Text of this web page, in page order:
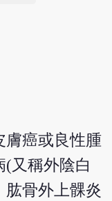
膚癌或良性腫
又稱外陰白
肱骨外上髁炎